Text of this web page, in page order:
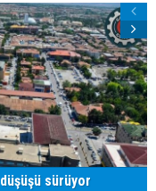
sürüyor